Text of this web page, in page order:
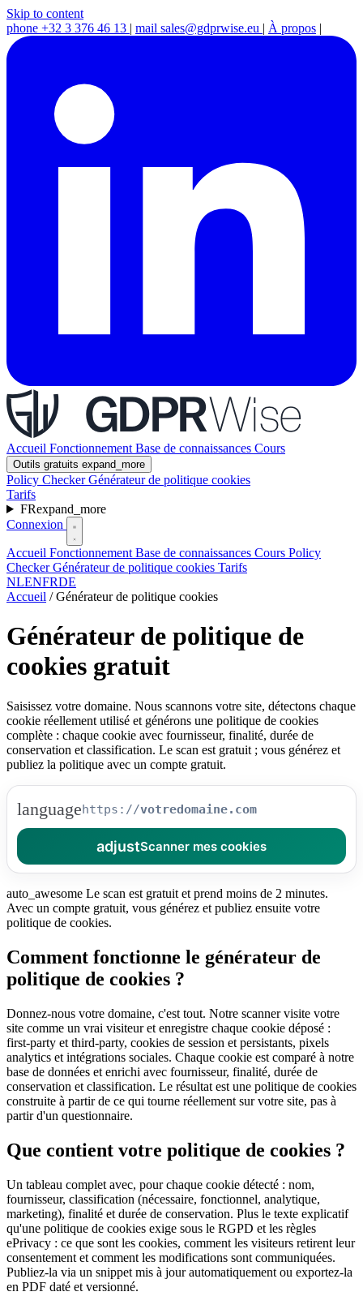
Skip to content
phone +32 3 376 46 13 | mail sales@gdprwise.eu | À propos |
Accueil Fonctionnement Base de connaissances Cours
Outils gratuits expand_more
Policy CheckerGénérateur de politique cookies
Tarifs
FRexpand_more
Connexion
Accueil Fonctionnement Base de connaissances Cours Policy
CheckerGénérateur de politique cookies Tarifs
NLENFRDE
Accueil / Générateur de politique cookies
Générateur de politique de
cookies gratuit
Saisissez votre domaine. Nous scannons votre site, détectons chaque
cookie réellement utilisé et générons une politique de cookies
complète : chaque cookie avec fournisseur, finalité, durée de
conservation et classification. Le scan est gratuit ; vous générez et
publiez la politique avec un compte gratuit.
languagehttps://
adjustScanner mes cookies
auto_awesome Le scan est gratuit et prend moins de 2 minutes.
Avec un compte gratuit, vous générez et publiez ensuite votre
politique de cookies.
Comment fonctionne le générateur de
politique de cookies ?
Donnez-nous votre domaine, c'est tout. Notre scanner visite votre
site comme un vrai visiteur et enregistre chaque cookie déposé :
first-party et third-party, cookies de session et persistants, pixels
analytics et intégrations sociales. Chaque cookie est comparé à notre
base de données et enrichi avec fournisseur, finalité, durée de
conservation et classification. Le résultat est une politique de cookies
construite à partir de ce qui tourne réellement sur votre site, pas à
partir d'un questionnaire.
Que contient votre politique de cookies ?
Un tableau complet avec, pour chaque cookie détecté : nom,
fournisseur, classification (nécessaire, fonctionnel, analytique,
marketing), finalité et durée de conservation. Plus le texte explicatif
qu'une politique de cookies exige sous le RGPD et les règles
ePrivacy : ce que sont les cookies, comment les visiteurs retirent leur
consentement et comment les modifications sont communiquées.
Publiez-la via un snippet mis à jour automatiquement ou exportez-la
en PDF daté et versionné.